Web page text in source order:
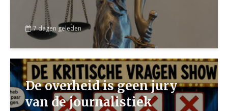
7 dagen geleden
De overheid is geen jury
van de journalistiek